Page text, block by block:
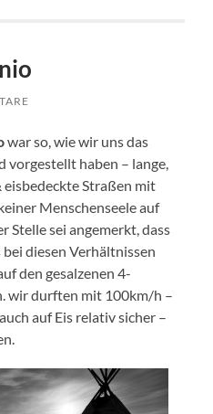
war so, wie wir uns das
vorgestellt haben – lange,
eisbedeckte Straßen mit
Menschenseele auf
Stelle sei angemerkt, dass
diesen Verhältnissen
den gesalzenen 4-
wir durften mit 100km/h –
auf Eis relativ sicher –